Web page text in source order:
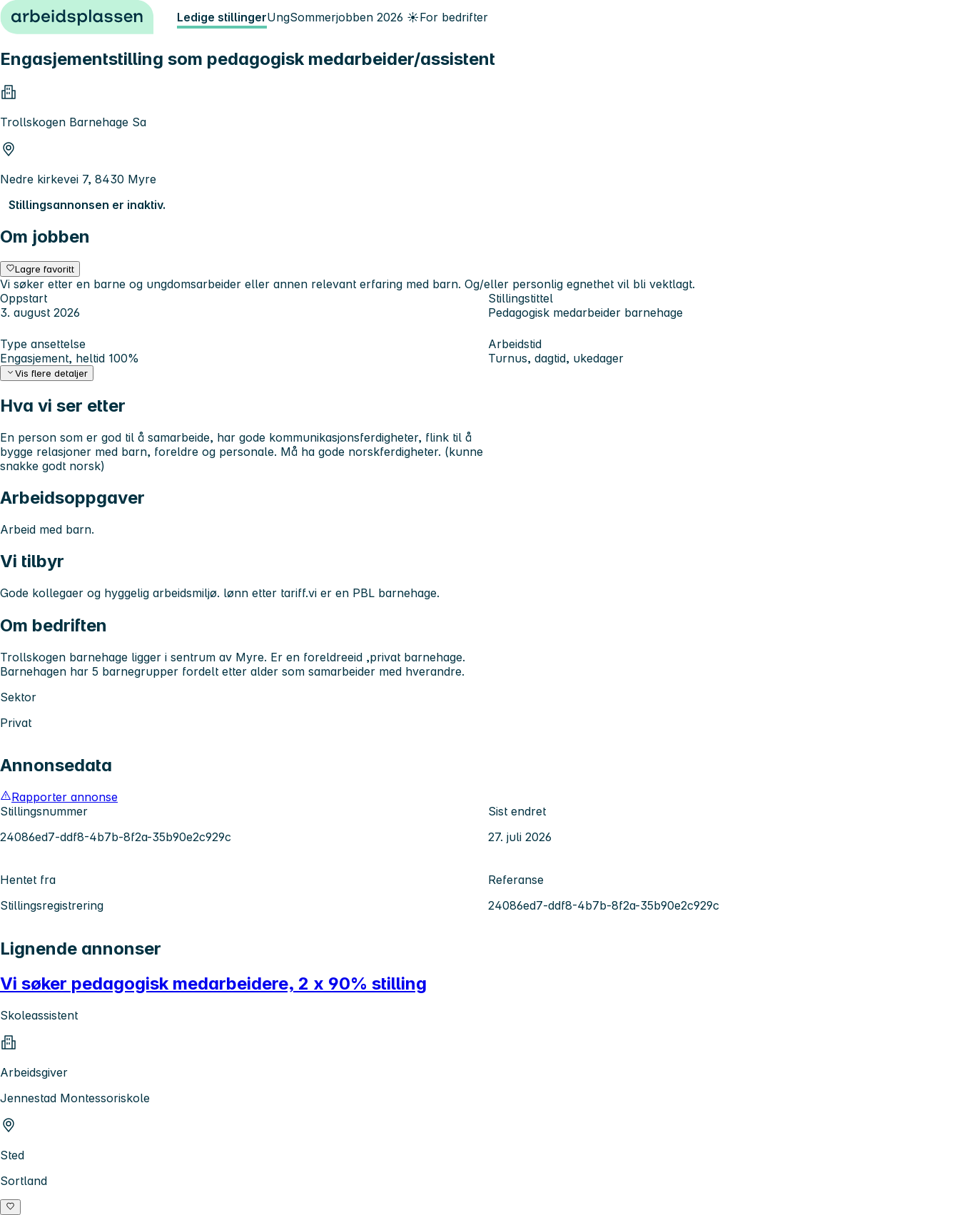
Hopp til innhold Ledige stillingerUngSommerjobben 2026 ☀️For bedrifter
Engasjementstilling som pedagogisk medarbeider/assistent
Trollskogen Barnehage Sa
Nedre kirkevei 7, 8430 Myre
Stillingsannonsen er inaktiv.
Om jobben
Lagre favoritt
Vi søker etter en barne og ungdomsarbeider eller annen relevant erfaring med barn. Og/eller personlig egnethet vil bli vektlagt.
Oppstart
3. august 2026
Stillingstittel
Pedagogisk medarbeider barnehage
Type ansettelse
Engasjement, heltid 100%
Arbeidstid
Turnus, dagtid, ukedager
Vis flere detaljer
Hva vi ser etter
En person som er god til å samarbeide, har gode kommunikasjonsferdigheter, flink til å
bygge relasjoner med barn, foreldre og personale. Må ha gode norskferdigheter. (kunne
snakke godt norsk)
Arbeidsoppgaver
Arbeid med barn.
Vi tilbyr
Gode kollegaer og hyggelig arbeidsmiljø. lønn etter tariff.vi er en PBL barnehage.
Om bedriften
Trollskogen barnehage ligger i sentrum av Myre. Er en foreldreeid ,privat barnehage.
Barnehagen har 5 barnegrupper fordelt etter alder som samarbeider med hverandre.
Sektor
Privat
Annonsedata
Rapporter annonse
Stillingsnummer
24086ed7-ddf8-4b7b-8f2a-35b90e2c929c
Sist endret
27. juli 2026
Hentet fra
Stillingsregistrering
Referanse
24086ed7-ddf8-4b7b-8f2a-35b90e2c929c
Lignende annonser
Vi søker pedagogisk medarbeidere, 2 x 90% stilling
Skoleassistent
Arbeidsgiver
Jennestad Montessoriskole
Sted
Sortland